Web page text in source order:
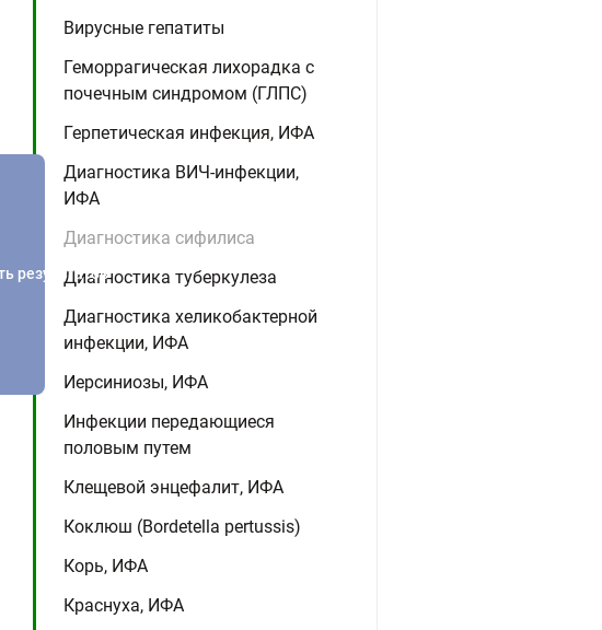
Вирусные гепатиты
Геморрагическая лихорадка с
почечным синдромом (ГЛПС)
Герпетическая инфекция, ИФА
Диагностика ВИЧ-инфекции,
ИФА
Диагностика сифилиса
Диагностика туберкулеза
Диагностика хеликобактерной
инфекции, ИФА
Иерсиниозы, ИФА
Инфекции передающиеся
половым путем
Клещевой энцефалит, ИФА
Коклюш (Bordetella pertussis)
Корь, ИФА
Краснуха, ИФА
результатов